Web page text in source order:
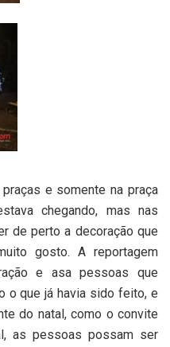
e somente na praça
chegando, mas nas
de perto a decoração que
gosto. A reportagem
e asa pessoas que
o que já havia sido feito, e
do natal, como o convite
as pessoas possam ser